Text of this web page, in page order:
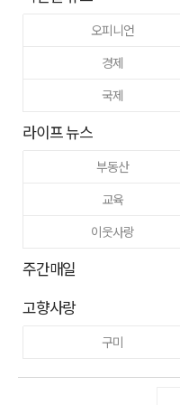
오피니언
경제
국제
라이프 뉴스
부동산
교육
이웃사랑
주간매일
고향사랑
구미